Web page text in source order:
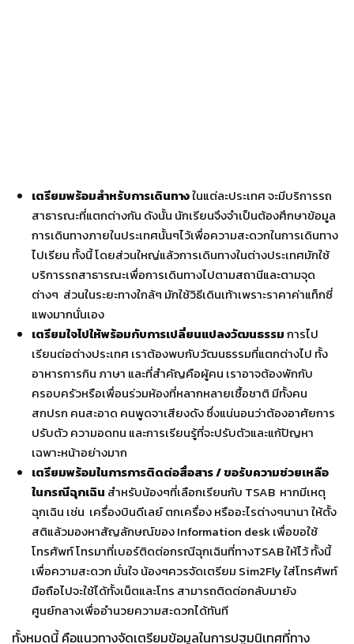
เตรียมพร้อมสำหรับการเดินทางในแต่ละประเทศจะมีบริการรถ
สาธารณะที่แตกต่างกัน ดังนั้น นักเรียนจึงจำเป็นต้องศึกษาข้อมูล
การเดินทางภายในประเทศนั้นๆไว้เพื่อความสะดวกในการเดินทาง
ไปเรียน ทั้งนี้โดยส่วนใหญ่แล้วการเดินทางในต่างประเทศมักใช้
บริการรถสาธารณะเพื่อการเดินทางไปตามสถานีและตามจุด
ต่างๆ ส่วนในระยะทางใกล้ๆ มักใช้วิธีเดินเท้าเพราะราคาค่าแท็กซี่
แพงมากนั่นเอง
เตรียมใจไปให้พร้อมกับการเปลี่ยนแปลงวัฒนธรรมการไป
เรียนต่อต่างประเทศ เราต้องพบกับวัฒนธรรมที่แตกต่างไป ทั้ง
อาหารการกิน ภาษา และที่สำคัญคือผู้คน เราอาจต้องพักกับ
ครอบครัวหรือเพื่อนร่วมห้องที่หลากหลายเชื้อชาติ มีทั้งคน
สกปรก คนสะอาด คนพูดจาเสียงดังซึ่งแน่นอนว่าต้องอาศัยการ
ปรับตัวความอดทน และการเรียนรู้ที่จะปรับตัวและแก้ปัญหา
เฉพาะหน้าอย่างมาก
เตรียมพร้อมในการการติดต่อสื่อสาร/ขอรับความช่วยเหลือ
ในกรณีฉุกเฉิน สำหรับน้องๆที่เลือกเรียนกับ TSAB หากมีเหตุ
ฉุกเฉิน เช่น เครื่องบินดีเลย์ตกเครื่องหรืออะไรต่างๆนานาให้ตั้ง
สติแล้วมองหาสัญลักษณ์ของInformation deskเพื่อขอใช้
โทรศัพท์โทรมาที่เบอร์ติดต่อกรณีฉุกเฉินที่ทางTSABให้ไว้ทั้งนี้
เพื่อความสะดวก มั่นใจน้องๆควรจัดเตรียม Sim2Flyใส่โทรศัพท์
มือถือไปจะใช้ได้ทั้งเน็ตและโทร สามารถติดต่อกลับมายัง
ศูนย์กลางเพื่ออำนวยความสะดวกได้ทันที
ทั้งหมดนี้ คือแนวทางจัดเตรียมข้อมูลในการปฐมนิเทศที่ทาง